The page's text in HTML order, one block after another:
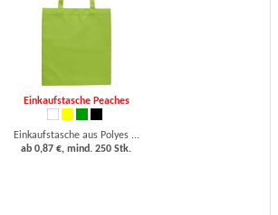
Einkaufstasche Peaches
Einkaufstasche aus Polyes ...
ab 0,87 €, mind. 250 Stk.